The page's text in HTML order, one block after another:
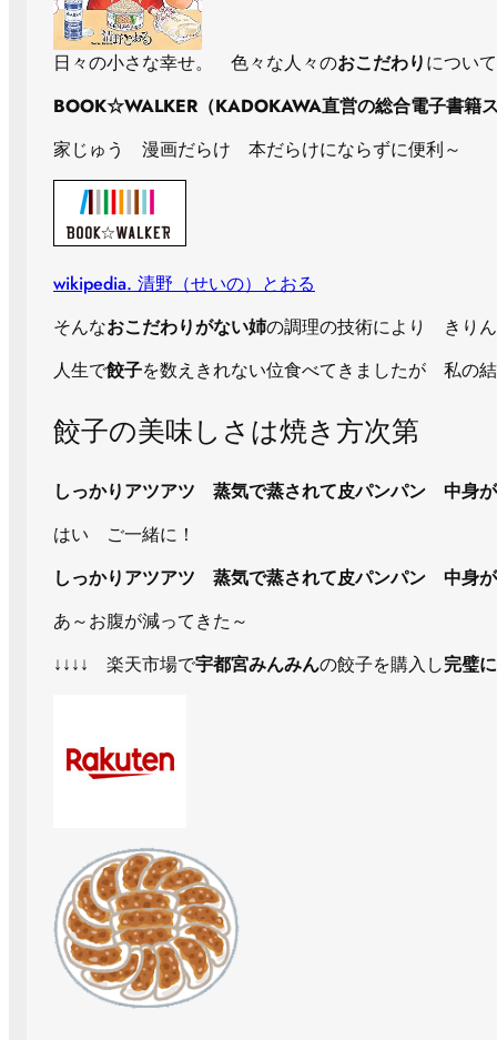
日々の小さな幸せ。 色々な人々のおこだわりについ
BOOK☆WALKER（KADOKAWA直営の総合電子書籍
家じゅう 漫画だらけ 本だらけにならずに便利～
wikipedia. 清野（せいの）とおる
そんなおこだわりがない姉の調理の技術により きり
人生で餃子を数えきれない位食べてきましたが 私の
餃子の美味しさは焼き方次第
しっかりアツアツ 蒸気で蒸されて皮パンパン 中身
はい ご一緒に！
しっかりアツアツ 蒸気で蒸されて皮パンパン 中身
あ～お腹が減ってきた～
↓↓↓↓ 楽天市場で宇都宮みんみんの餃子を購入し完璧